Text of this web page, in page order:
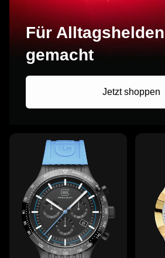
Für Alltagshelden
gemacht
Jetzt shoppen